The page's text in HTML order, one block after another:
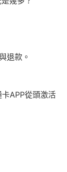
退款。
APP從頭激活